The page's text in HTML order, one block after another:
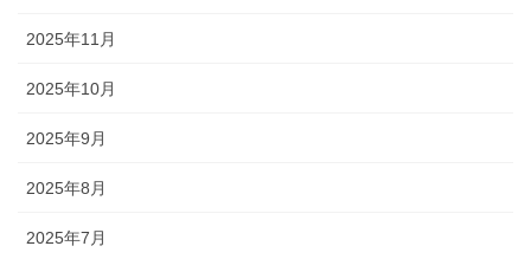
2025年11月
2025年10月
2025年9月
2025年8月
2025年7月